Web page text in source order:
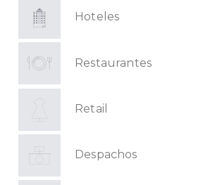
Hoteles
Restaurantes
Retail
Despachos